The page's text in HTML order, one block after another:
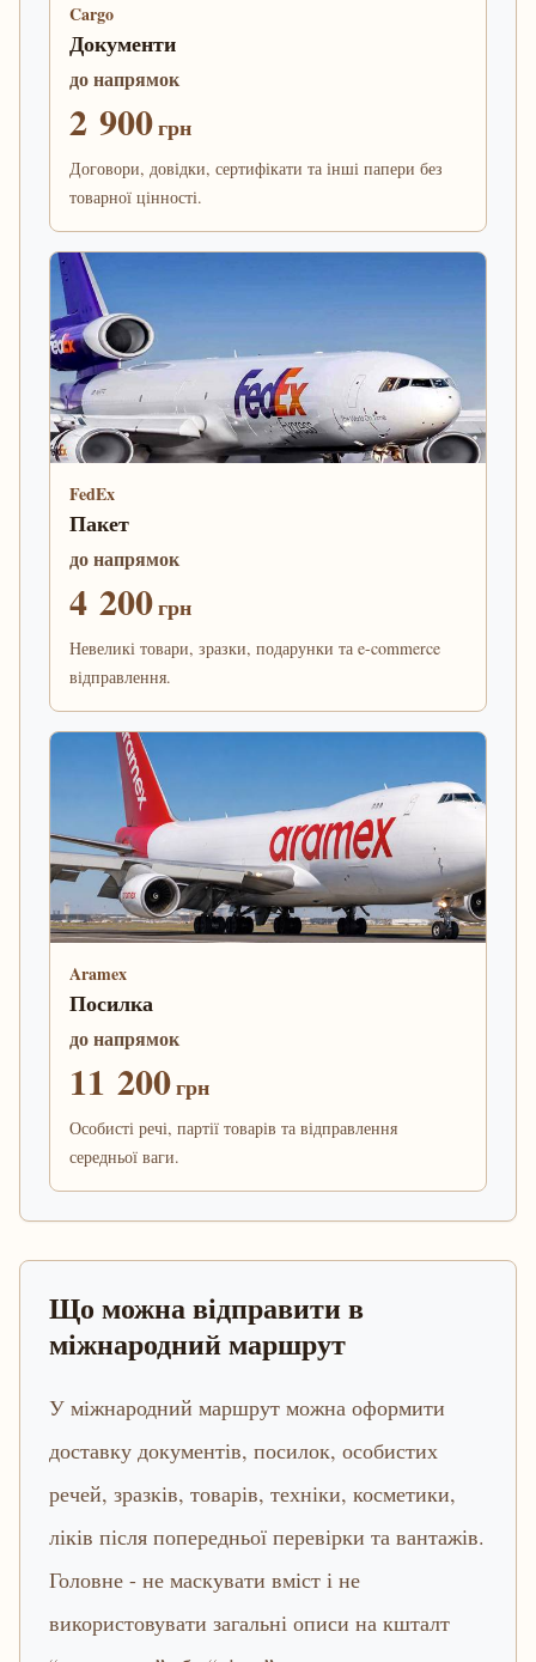
Cargo
Документи
до напрямок
2 900грн
Договори, довідки, сертифікати та інші папери без
товарної цінності.
FedEx
Пакет
до напрямок
4 200грн
Невеликі товари, зразки, подарунки та e-commerce
відправлення.
Aramex
Посилка
до напрямок
11 200грн
Особисті речі, партії товарів та відправлення
середньої ваги.
Що можна відправити в
міжнародний маршрут
У міжнародний маршрут можна оформити
доставку документів, посилок, особистих
речей, зразків, товарів, техніки, косметики,
ліків після попередньої перевірки та вантажів.
Головне - не маскувати вміст і не
використовувати загальні описи на кшталт